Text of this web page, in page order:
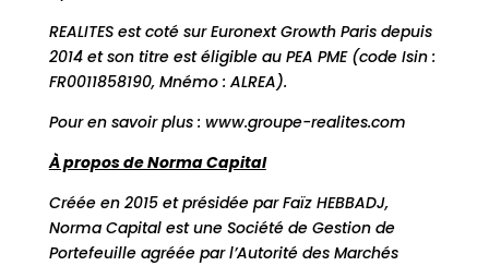
REALITES est coté sur Euronext Growth Paris depuis
2014 et son titre est éligible au PEA PME (code Isin :
FR0011858190, Mnémo : ALREA).
Pour en savoir plus : www.groupe-realites.com
À propos de Norma Capital
Créée en 2015 et présidée par Faïz HEBBADJ,
Norma Capital est une Société de Gestion de
Portefeuille agréée par l’Autorité des Marchés